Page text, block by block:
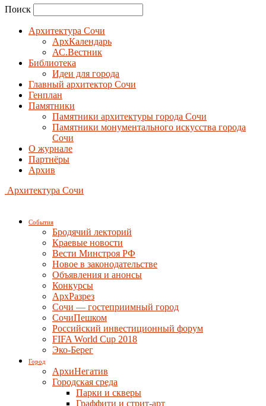
Поиск
Архитектура Сочи
АрхКалендарь
АС.Вестник
Библиотека
Идеи для города
Главный архитектор Сочи
Генплан
Памятники
Памятники архитектуры города Сочи
Памятники монументального искусства города
Сочи
О журнале
Партнёры
Архив
Архитектура Сочи
События
Бродячий лекторий
Краевые новости
Вести Минстроя РФ
Новое в законодательстве
Объявления и анонсы
Конкурсы
АрхРазрез
Сочи — гостеприимный город
СочиПешком
Российский инвестиционный форум
FIFA World Cup 2018
Эко-Берег
Город
АрхиНегатив
Городская среда
Парки и скверы
Граффити и стрит-арт